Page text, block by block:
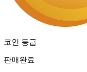
코인 등급
판매완료